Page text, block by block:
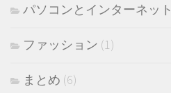
パソコンとインターネット
ファッション (1)
まとめ (6)